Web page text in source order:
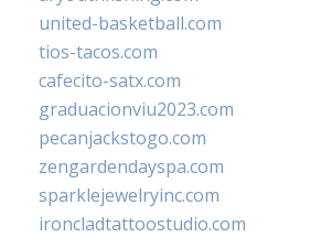
united-basketball.com
tios-tacos.com
cafecito-satx.com
graduacionviu2023.com
pecanjackstogo.com
zengardendayspa.com
sparklejewelryinc.com
ironcladtattoostudio.com